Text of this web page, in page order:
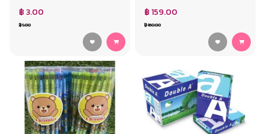
฿ 3.00
฿ 5.00
฿ 159.00
฿ 160.00